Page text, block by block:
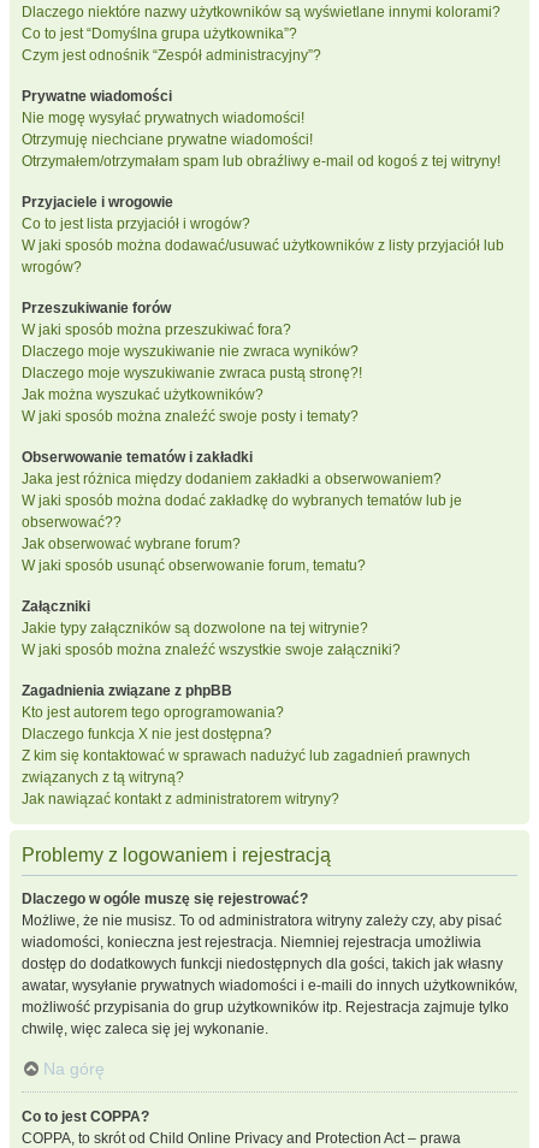
Dlaczego niektóre nazwy użytkowników są wyświetlane innymi kolorami?
Co to jest “Domyślna grupa użytkownika”?
Czym jest odnośnik “Zespół administracyjny”?
Prywatne wiadomości
Nie mogę wysyłać prywatnych wiadomości!
Otrzymuję niechciane prywatne wiadomości!
Otrzymałem/otrzymałam spam lub obraźliwy e-mail od kogoś z tej witryny!
Przyjaciele i wrogowie
Co to jest lista przyjaciół i wrogów?
W jaki sposób można dodawać/usuwać użytkowników z listy przyjaciół lub
wrogów?
Przeszukiwanie forów
W jaki sposób można przeszukiwać fora?
Dlaczego moje wyszukiwanie nie zwraca wyników?
Dlaczego moje wyszukiwanie zwraca pustą stronę?!
Jak można wyszukać użytkowników?
W jaki sposób można znaleźć swoje posty i tematy?
Obserwowanie tematów i zakładki
Jaka jest różnica między dodaniem zakładki a obserwowaniem?
W jaki sposób można dodać zakładkę do wybranych tematów lub je
obserwować??
Jak obserwować wybrane forum?
W jaki sposób usunąć obserwowanie forum, tematu?
Załączniki
Jakie typy załączników są dozwolone na tej witrynie?
W jaki sposób można znaleźć wszystkie swoje załączniki?
Zagadnienia związane z phpBB
Kto jest autorem tego oprogramowania?
Dlaczego funkcja X nie jest dostępna?
Z kim się kontaktować w sprawach nadużyć lub zagadnień prawnych
związanych z tą witryną?
Jak nawiązać kontakt z administratorem witryny?
Problemy z logowaniem i rejestracją
Dlaczego w ogóle muszę się rejestrować?
Możliwe, że nie musisz. To od administratora witryny zależy czy, aby pisać
wiadomości, konieczna jest rejestracja. Niemniej rejestracja umożliwia
dostęp do dodatkowych funkcji niedostępnych dla gości, takich jak własny
awatar, wysyłanie prywatnych wiadomości i e-maili do innych użytkowników,
możliwość przypisania do grup użytkowników itp. Rejestracja zajmuje tylko
chwilę, więc zaleca się jej wykonanie.
Na górę
Co to jest COPPA?
COPPA, to skrót od Child Online Privacy and Protection Act – prawa